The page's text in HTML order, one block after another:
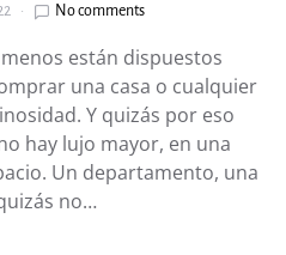
No comments
están dispuestos
una casa o cualquier
Y quizás por eso
hay lujo mayor, en una
Un departamento, una
no…